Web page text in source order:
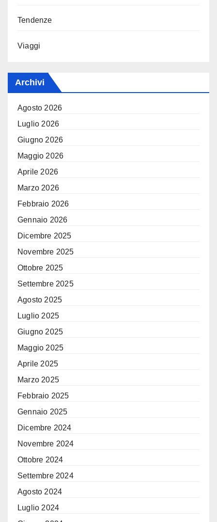
Tendenze
Viaggi
Archivi
Agosto 2026
Luglio 2026
Giugno 2026
Maggio 2026
Aprile 2026
Marzo 2026
Febbraio 2026
Gennaio 2026
Dicembre 2025
Novembre 2025
Ottobre 2025
Settembre 2025
Agosto 2025
Luglio 2025
Giugno 2025
Maggio 2025
Aprile 2025
Marzo 2025
Febbraio 2025
Gennaio 2025
Dicembre 2024
Novembre 2024
Ottobre 2024
Settembre 2024
Agosto 2024
Luglio 2024